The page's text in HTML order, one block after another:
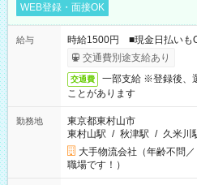
WEB登録・面接OK
給与
時給1500円 ■現金日払いも
交通費別途支給あり
交通費
一部支給 ※登録後、
ことがあります
勤務地
東京都東村山市
東村山駅 / 秋津駅 / 久米川
大手物流会社（年齢不問
職場です！）